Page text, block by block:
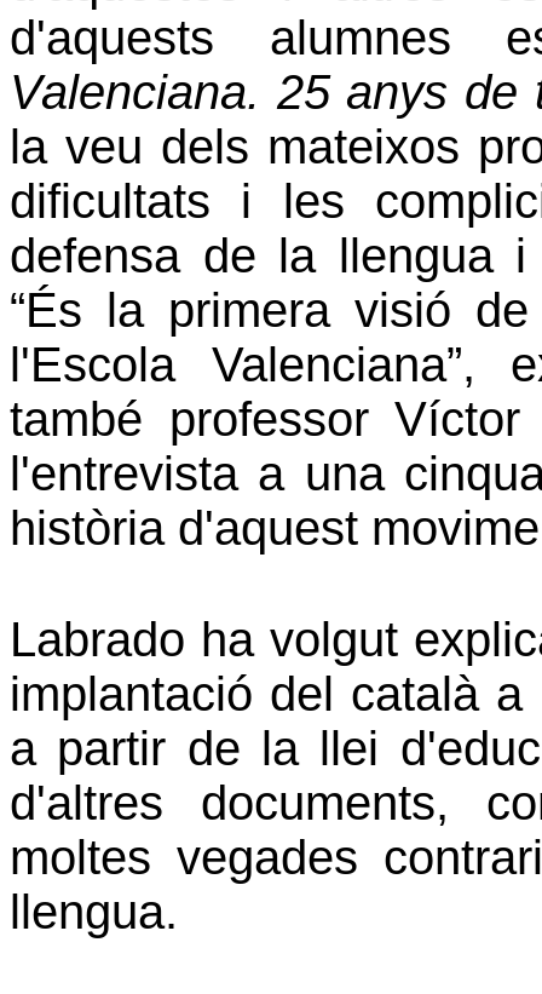
d'aquests
Valenciana. 25 anys de
la veu dels mateixos
dificultats i les
defensa de la llengua
“És la primera visió
l'Escola Valenciana”,
també professor
l'entrevista a una
història d'aquest
Labrado ha volgut
implantació del català
a partir de la llei
d'altres documents,
moltes vegades
llengua.